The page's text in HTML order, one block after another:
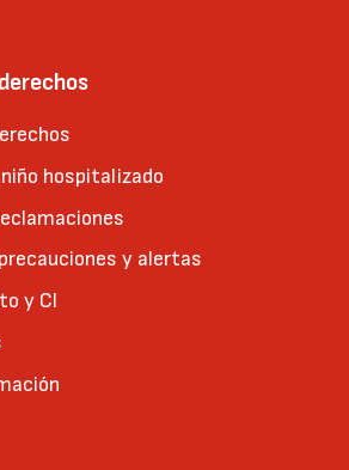
hospitalizado
y alertas
y CI